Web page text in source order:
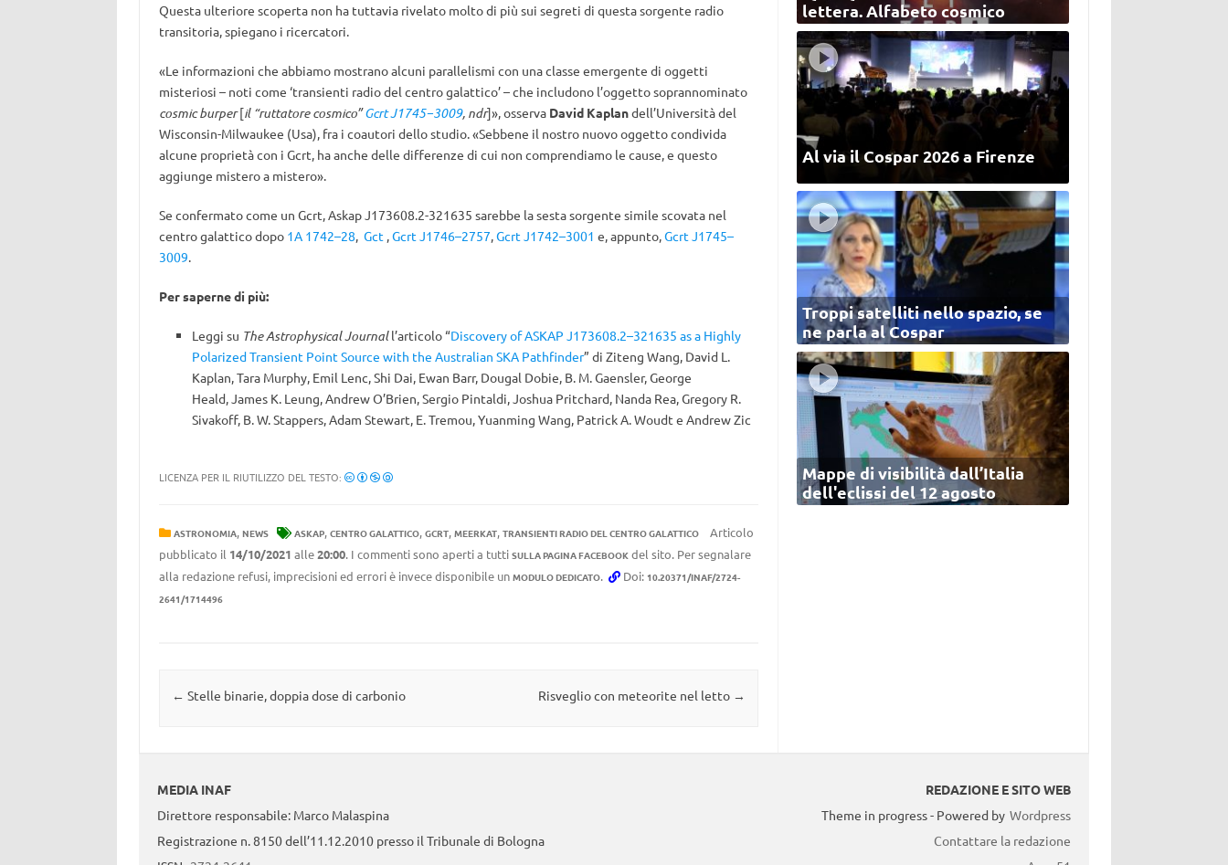
Questa ulteriore scoperta non ha tuttavia rivelato molto di più sui segreti di questa sorgente radio
transitoria, spiegano i ricercatori.
«Le informazioni che abbiamo mostrano alcuni parallelismi con una classe emergente di oggetti
misteriosi – noti come ‘transienti radio del centro galattico’ – che includono l’oggetto soprannominato
cosmic burper[il “ruttatore cosmico”Gcrt J1745−3009, ndr]», osserva David Kaplandell’Università del
Wisconsin-Milwaukee (Usa), fra i coautori dello studio. «Sebbene il nostro nuovo oggetto condivida
alcune proprietà con i Gcrt, ha anche delle differenze di cui non comprendiamo le cause, e questo
aggiunge mistero a mistero».
Se confermato come un Gcrt, Askap J173608.2-321635 sarebbe la sesta sorgente simile scovata nel
centro galattico dopo 1A 1742–28, Gct ,Gcrt J1746–2757,Gcrt J1742–3001 e, appunto,Gcrt J1745–
3009.
Per saperne di più:
Leggi su The Astrophysical Journall’articolo “Discovery of ASKAP J173608.2–321635 as a Highly
Polarized Transient Point Source with the Australian SKA Pathfinder” di Ziteng Wang, David L.
Kaplan,Tara Murphy, Emil Lenc,Shi Dai, Ewan Barr, Dougal Dobie, B. M. Gaensler,George
Heald,James K. Leung,Andrew O’Brien,Sergio Pintaldi,Joshua Pritchard, Nanda Rea,Gregory R.
Sivakoff, B. W. Stappers,Adam Stewart, E. Tremou,Yuanming Wang, Patrick A. Woudt e Andrew Zic
LICENZA PER IL RIUTILIZZO DEL TESTO:
ASTRONOMIA, NEWS ASKAP, CENTRO GALATTICO, GCRT, MEERKAT, TRANSIENTI RADIO DEL CENTRO GALATTICO
Articolo
pubblicato il 14/10/2021 alle20:00. I commenti sono aperti a tutti SULLA PAGINA FACEBOOKdel sito. Per segnalare
alla redazione refusi, imprecisioni ed errori è invece disponibile un MODULO DEDICATO. Doi: 10.20371/INAF/2724-
2641/1714496
Navigazione articolo
← Stelle binarie, doppia dose di carbonio Risveglio con meteorite nel letto →
lettera. Alfabeto cosmico
Al via il Cospar 2026 a Firenze
Troppi satelliti nello spazio, se
ne parla al Cospar
Mappe di visibilità dall’Italia
dell'eclissi del 12 agosto
MEDIA INAF
Direttore responsabile: Marco Malaspina
Registrazione n. 8150 dell’11.12.2010 presso il Tribunale di Bologna
REDAZIONE E SITO WEB
Theme in progress - Powered by Wordpress
Contattare la redazione